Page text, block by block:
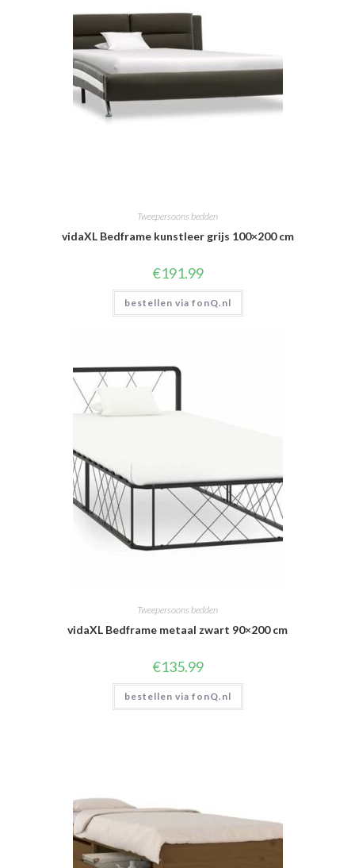
Tweepersoons bedden
vidaXL Bedframe kunstleer grijs 100×200 cm
€191.99
bestellen via fonQ.nl
Tweepersoons bedden
vidaXL Bedframe metaal zwart 90×200 cm
€135.99
bestellen via fonQ.nl